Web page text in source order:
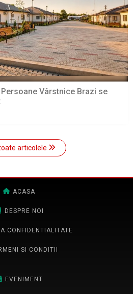
Vârstnice Brazi se
articolele
ACASA
DESPRE NOI
CONFIDENTIALITATE
SI CONDITII
EVENIMENT